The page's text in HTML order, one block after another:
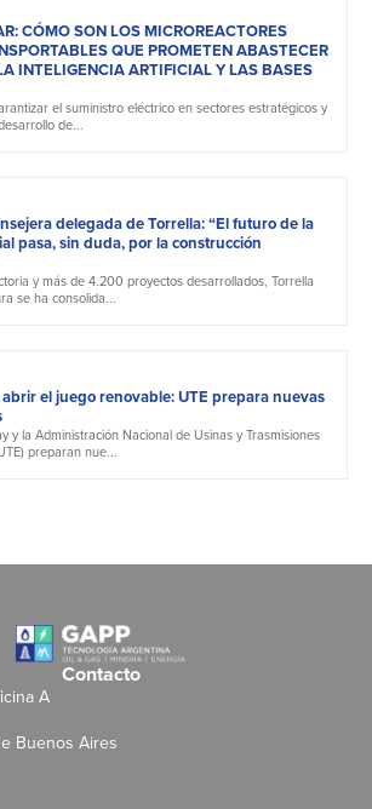
CÓMO SON LOS MICROREACTORES
QUE PROMETEN ABASTECER
INTELIGENCIA ARTIFICIAL Y LAS BASES
el suministro eléctrico en sectores estratégicos y
de...
delegada de Torrella: “El futuro de la
pasa, sin duda, por la construcción
y más de 4.200 proyectos desarrollados, Torrella
se ha consolida...
el juego renovable: UTE prepara nuevas
y la Administración Nacional de Usinas y Trasmisiones
preparan nue...
Contacto
A
Buenos Aires